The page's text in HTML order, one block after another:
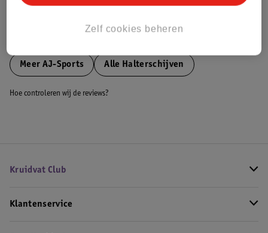
Meer AJ-Sports Alle Halterschijven
Hoe controleren wij de reviews?
Kruidvat Club
Klantenservice
Zelf cookies beheren